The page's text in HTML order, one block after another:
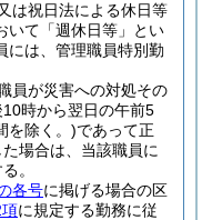
は祝日法による休日等
いて「週休日等」とい
には、管理職員特別勤
員が災害への対処その
時から翌日の午前5
を除く。)であって正
場合は、当該職員に
。
各号に掲げる場合の区
に規定する勤務に従